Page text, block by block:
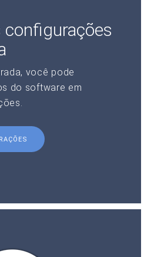
configurações
você pode
do software em